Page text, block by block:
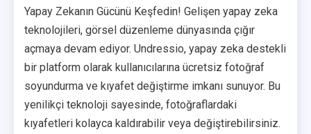
Yapay Zekanın Gücünü Keşfedin! Gelişen yapay zeka
teknolojileri, görsel düzenleme dünyasında çığır
açmaya devam ediyor. Undressio, yapay zeka destekli
bir platform olarak kullanıcılarına ücretsiz fotoğraf
soyundurma ve kıyafet değiştirme imkanı sunuyor. Bu
yenilikçi teknoloji sayesinde, fotoğraflardaki
kıyafetleri kolayca kaldırabilir veya değiştirebilirsiniz.